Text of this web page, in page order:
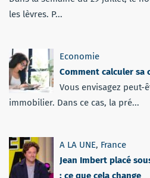
les lèvres. P...
Economie
Comment calculer sa
Vous envisagez peut-
immobilier. Dans ce cas, la pré...
A LA UNE, France
Jean Imbert placé
: ce que cela change